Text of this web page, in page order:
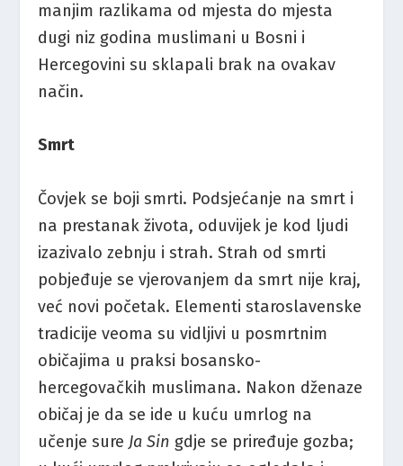
manjim razlikama od mjesta do mjesta
dugi niz godina muslimani u Bosni i
Hercegovini su sklapali brak na ovakav
način.
Smrt
Čovjek se boji smrti. Podsjećanje na smrt i
na prestanak života, oduvijek je kod ljudi
izazivalo zebnju i strah. Strah od smrti
pobjeđuje se vjerovanjem da smrt nije kraj,
već novi početak. Elementi staroslavenske
tradicije veoma su vidljivi u posmrtnim
običajima u praksi bosansko-
hercegovačkih muslimana. Nakon dženaze
običaj je da se ide u kuću umrlog na
učenje sure Ja Sin gdje se priređuje gozba;